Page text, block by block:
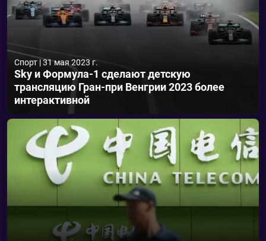
Спорт |31 мая 2023 г.
Sky и Формула-1 сделают детскую
трансляцию Гран-при Венгрии 2023 более
интерактивной